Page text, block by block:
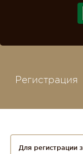
Регистрация
Для регистрации